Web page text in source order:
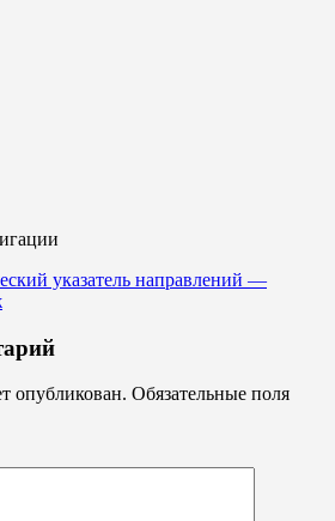
указатель направлений —
опубликован. Обязательные поля